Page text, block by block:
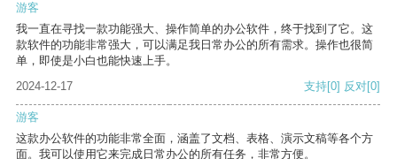
游客
我一直在寻找一款功能强大、操作简单的办公软件，终于找到了它。这
款软件的功能非常强大，可以满足我日常办公的所有需求。操作也很简
单，即使是小白也能快速上手。
2024-12-17
支持[0] 反对[0]
游客
这款办公软件的功能非常全面，涵盖了文档、表格、演示文稿等各个方
面。我可以使用它来完成日常办公的所有任务，非常方便。